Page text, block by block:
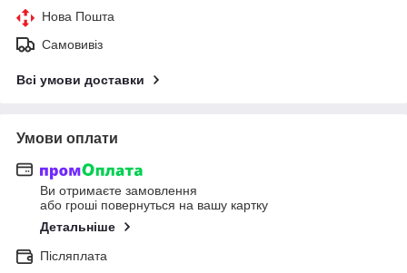
Нова Пошта
Самовивіз
Всі умови доставки
Умови оплати
Ви отримаєте замовлення
або гроші повернуться на вашу картку
Детальніше
Післяплата